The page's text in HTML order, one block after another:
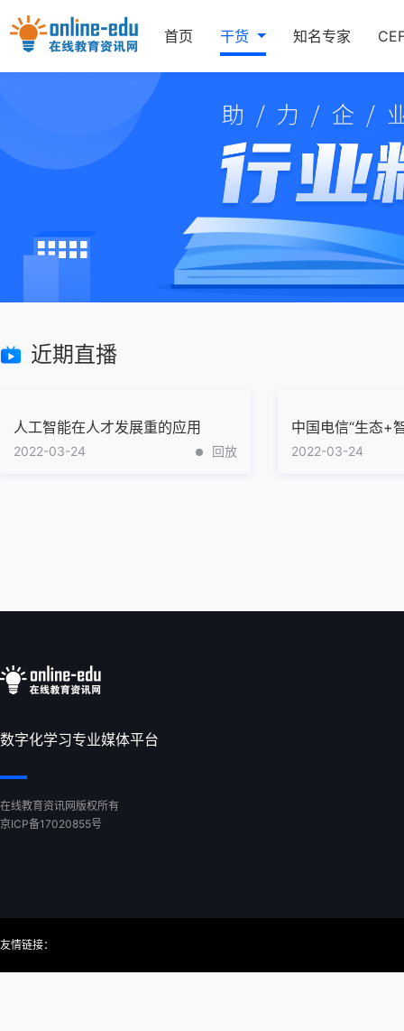
首页 干货 知名专家
近期直播
人工智能在人才发展重的应用
2022-03-24 回放
中国电信“生态+
2022-03-24
数字化学习专业媒体平台
在线教育资讯网版权所有
京ICP备17020855号
友情链接：